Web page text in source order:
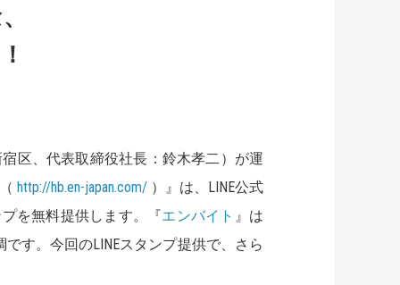
区、代表取締役社長：鈴木孝二）が運
http://hb.en-japan.com/）』は、LINE公式
を無料提供します。『エンバイト 』は
す。今回のLINEスタンプ提供で、さら